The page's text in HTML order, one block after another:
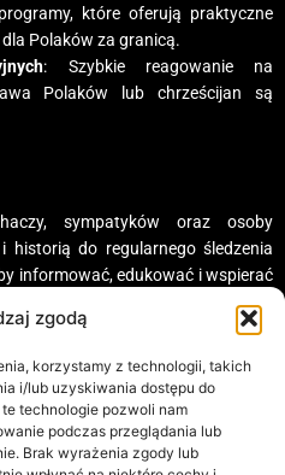
zgodą
korzystamy z technologii, takich
i/lub uzyskiwania dostępu do
technologie pozwoli nam
podczas przeglądania lub
Brak wyrażenia zgody lub
które oferują praktyczne
Polaków za granicą.
: Szybkie reagowanie na
Polaków lub chrześcijan są
sympatyków oraz osoby
historią do regularnego śledzenia
informować, edukować i wspierać
prawa zastrzeżone. Serwis jest
& Chrześcijańskiego Dziedzictwa i
w Zjednoczonym Królestwie Wielkiej